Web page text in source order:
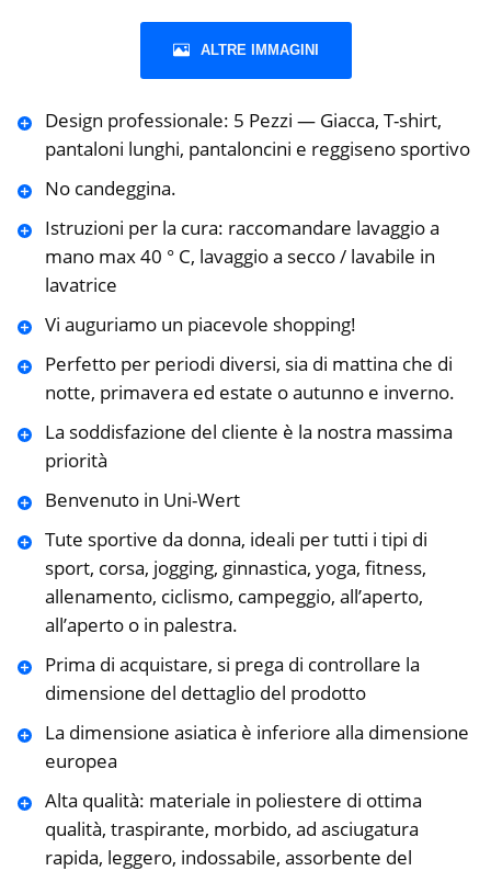
ALTRE IMMAGINI
Design professionale: 5 Pezzi — Giacca, T-shirt,
pantaloni lunghi, pantaloncini e reggiseno sportivo
No candeggina.
Istruzioni per la cura: raccomandare lavaggio a
mano max 40 ° C, lavaggio a secco / lavabile in
lavatrice
Vi auguriamo un piacevole shopping!
Perfetto per periodi diversi, sia di mattina che di
notte, primavera ed estate o autunno e inverno.
La soddisfazione del cliente è la nostra massima
priorità
Benvenuto in Uni-Wert
Tute sportive da donna, ideali per tutti i tipi di
sport, corsa, jogging, ginnastica, yoga, fitness,
allenamento, ciclismo, campeggio, all’aperto,
all’aperto o in palestra.
Prima di acquistare, si prega di controllare la
dimensione del dettaglio del prodotto
La dimensione asiatica è inferiore alla dimensione
europea
Alta qualità: materiale in poliestere di ottima
qualità, traspirante, morbido, ad asciugatura
rapida, leggero, indossabile, assorbente del